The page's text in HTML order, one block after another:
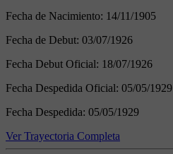
Fecha de Nacimiento: 14/11/1905
Fecha de Debut: 03/07/1926
Fecha Debut Oficial: 18/07/1926
Fecha Despedida Oficial: 05/05/1929
Fecha Despedida: 05/05/1929
Ver Trayectoria Completa